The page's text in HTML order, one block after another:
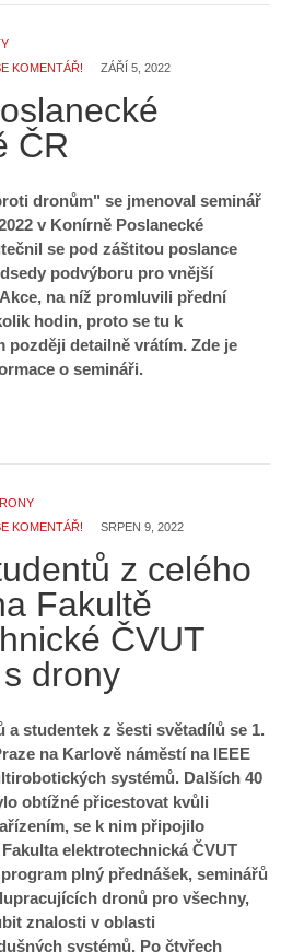
KOMENTÁŘ!
ZÁŘÍ 5, 2022
ČR
dronům" se jmenoval seminář
v Konírně Poslanecké
se pod záštitou poslance
podvýboru pro vnější
na níž promluvili přední
hodin, proto se tu k
později detailně vrátím. Zde je
o semináři.
KOMENTÁŘ!
SRPEN 9, 2022
z celého
Fakultě
ČVUT
drony
a studentek z šesti světadílů se 1.
na Karlově náměstí na IEEE
systémů. Dalších 40
obtížné přicestovat kvůli
se k nim připojilo
elektrotechnická ČVUT
plný přednášek, seminářů
dronů pro všechny,
znalosti v oblasti
systémů. Po čtyřech